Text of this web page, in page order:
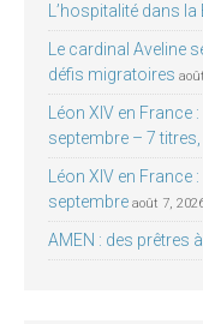
L’hospitalité dans la
Le cardinal Aveline
défis migratoires
Léon XIV en
septembre – 7
Léon XIV en
septembre août 7,
AMEN : des prêtres